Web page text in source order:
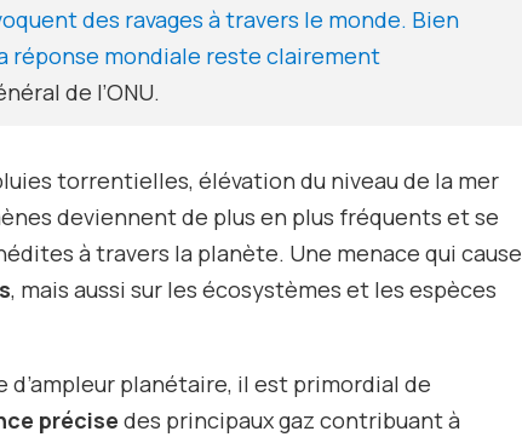
des ravages à travers le monde. Bien
réponse mondiale reste clairement
de l’ONU.
torrentielles, élévation du niveau de la mer
deviennent de plus en plus fréquents et se
à travers la planète. Une menace qui cause
, mais aussi sur les écosystèmes et les espèces
planétaire, il est primordial de
précise des principaux gaz contribuant à